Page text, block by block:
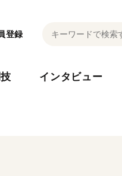
登録
インタビュー